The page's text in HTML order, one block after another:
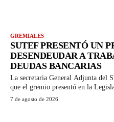
GREMIALES
SUTEF PRESENTÓ UN
DESENDEUDAR A
DEUDAS BANCARIAS
La secretaria General Adjunta del
que el gremio presentó en la
7 de agosto de 2026